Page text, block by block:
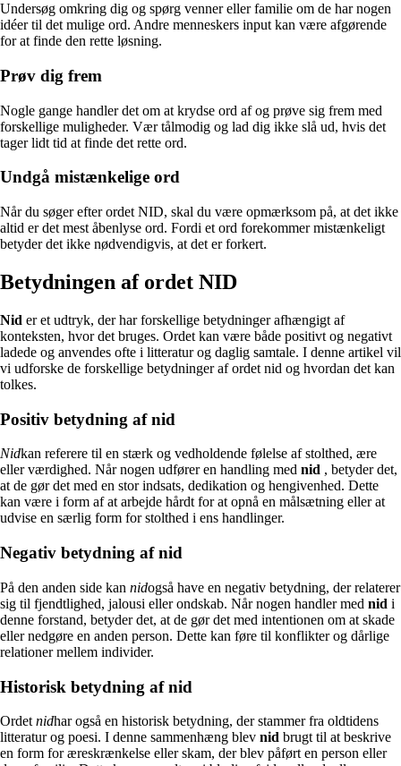
Undersøg omkring dig og spørg venner eller familie om de har nogen
idéer til det mulige ord. Andre menneskers input kan være afgørende
for at finde den rette løsning.
Prøv dig frem
Nogle gange handler det om at krydse ord af og prøve sig frem med
forskellige muligheder. Vær tålmodig og lad dig ikke slå ud, hvis det
tager lidt tid at finde det rette ord.
Undgå mistænkelige ord
Når du søger efter ordet NID, skal du være opmærksom på, at det ikke
altid er det mest åbenlyse ord. Fordi et ord forekommer mistænkeligt
betyder det ikke nødvendigvis, at det er forkert.
Betydningen af ordet NID
Nid er et udtryk, der har forskellige betydninger afhængigt af
konteksten, hvor det bruges. Ordet kan være både positivt og negativt
ladede og anvendes ofte i litteratur og daglig samtale. I denne artikel vil
vi udforske de forskellige betydninger af ordet nid og hvordan det kan
tolkes.
Positiv betydning af nid
Nidkan referere til en stærk og vedholdende følelse af stolthed, ære
eller værdighed. Når nogen udfører en handling med nid , betyder det,
at de gør det med en stor indsats, dedikation og hengivenhed. Dette
kan være i form af at arbejde hårdt for at opnå en målsætning eller at
udvise en særlig form for stolthed i ens handlinger.
Negativ betydning af nid
På den anden side kan nidogså have en negativ betydning, der relaterer
sig til fjendtlighed, jalousi eller ondskab. Når nogen handler med nid i
denne forstand, betyder det, at de gør det med intentionen om at skade
eller nedgøre en anden person. Dette kan føre til konflikter og dårlige
relationer mellem individer.
Historisk betydning af nid
Ordet nidhar også en historisk betydning, der stammer fra oldtidens
litteratur og poesi. I denne sammenhæng blev nid brugt til at beskrive
en form for æreskrænkelse eller skam, der blev påført en person eller